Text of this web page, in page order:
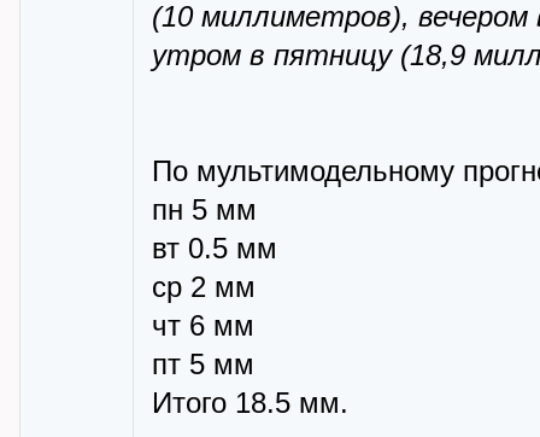
(10 миллиметров),
утром в пятницу (18,9
По мультимодельному
пн 5 мм
вт 0.5 мм
ср 2 мм
чт 6 мм
пт 5 мм
Итого 18.5 мм.